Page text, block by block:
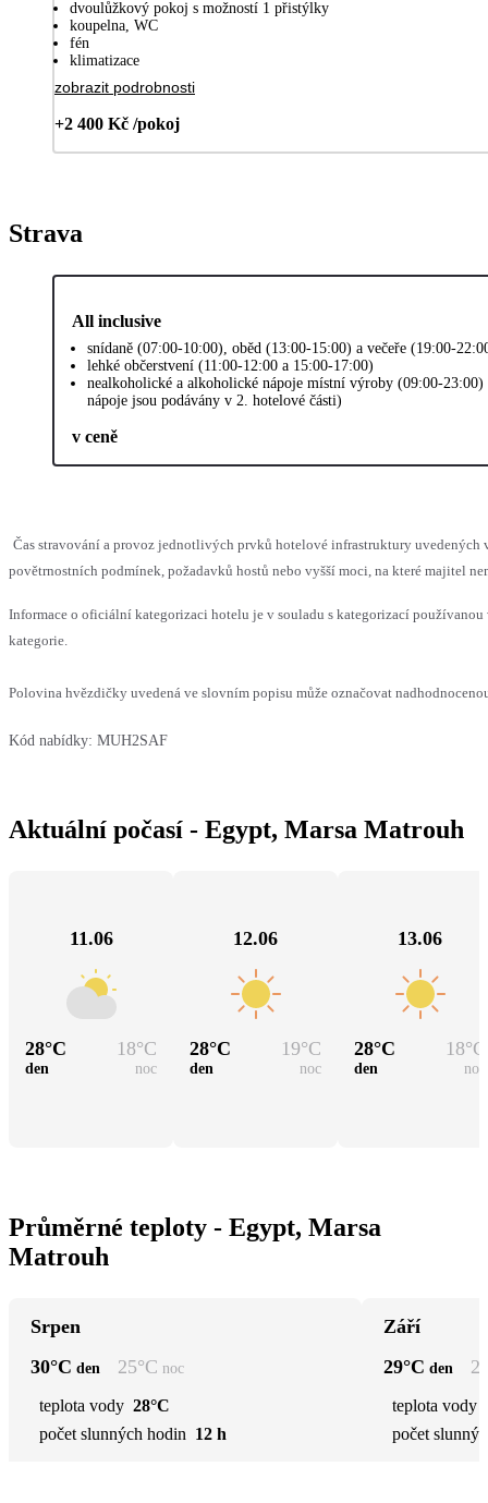
dvoulůžkový pokoj s možností 1 přistýlky
koupelna, WC
fén
klimatizace
zobrazit podrobnosti
+2 400 Kč /pokoj
Strava
All inclusive
snídaně (07:00-10:00), oběd (13:00-15:00) a večeře (19:00-
lehké občerstvení (11:00-12:00 a 15:00-17:00)
nealkoholické a alkoholické nápoje místní výroby (09:00-23:00)
nápoje jsou podávány v 2. hotelové části)
v ceně
Čas stravování a provoz jednotlivých prvků hotelové infrastruktury uvedených
povětrnostních podmínek, požadavků hostů nebo vyšší moci, na které majitel
Informace o oficiální kategorizaci hotelu je v souladu s kategorizací
kategorie.
Polovina hvězdičky uvedená ve slovním popisu může označovat
Kód nabídky: MUH2SAF
Aktuální počasí - Egypt, Marsa Matrouh
11.06
28°C 18°C
den noc
12.06
28°C 19°C
den noc
13.06
28°C 18°C
den noc
Průměrné teploty - Egypt, Marsa
Matrouh
Srpen
30°C den 25°C noc
teplota vody 28°C
počet slunných hodin 12 h
Září
29°C den
teplota vody
počet